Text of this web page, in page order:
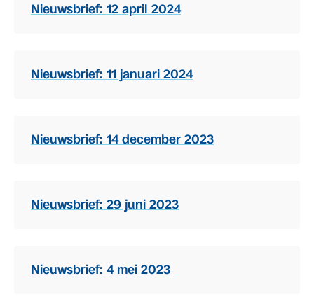
Nieuwsbrief: 12 april 2024
Nieuwsbrief: 11 januari 2024
Nieuwsbrief: 14 december 2023
Nieuwsbrief: 29 juni 2023
Nieuwsbrief: 4 mei 2023